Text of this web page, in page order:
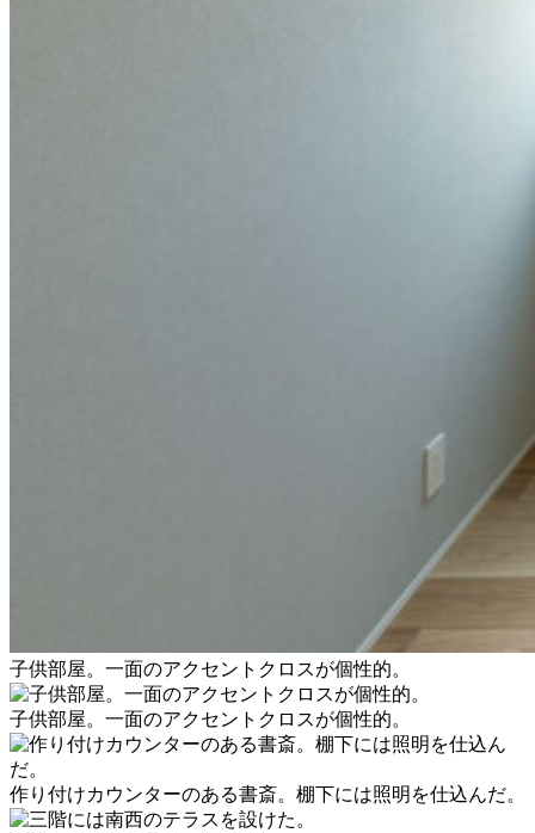
子供部屋。一面のアクセントクロスが個性的。
子供部屋。一面のアクセントクロスが個性的。
作り付けカウンターのある書斎。棚下には照明を仕込んだ。